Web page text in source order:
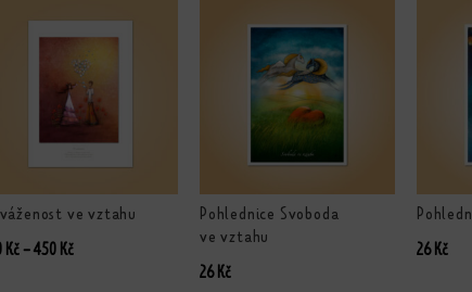
ve vztahu
Kč –450 KčRozpětí cen: 230 Kč až 450 Kč
Pohlednice Svoboda
ve vztahu
26 Kč
26 Kč